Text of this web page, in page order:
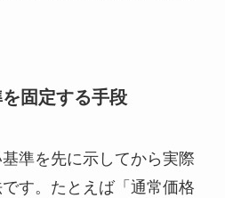
固定する手段
準を先に示してから実際
す。たとえば「通常価格